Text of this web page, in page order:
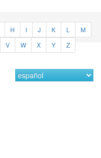
H I J K L
M
V W X Y Z